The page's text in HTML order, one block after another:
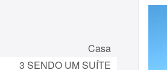
Casa
3 SENDO UM SUÍTE